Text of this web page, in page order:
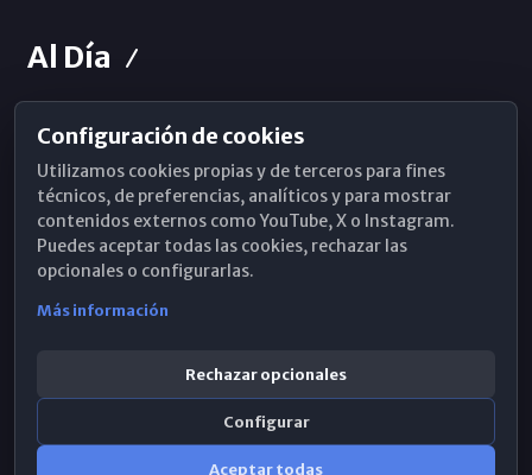
Al Día
Horarios de Misa
Hemeroteca
WhatsApp
Configuración de cookies
Utilizamos cookies propias y de terceros para fines
técnicos, de preferencias, analíticos y para mostrar
contenidos externos como YouTube, X o Instagram.
Puedes aceptar todas las cookies, rechazar las
opcionales o configurarlas.
Más información
Rechazar opcionales
Configurar
Aceptar todas